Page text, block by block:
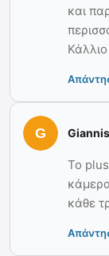
και
Giannis
Το plus
κάθε